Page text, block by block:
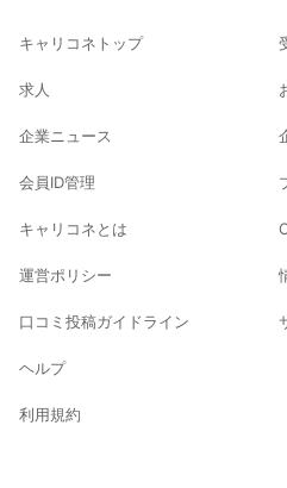
キャリコネトップ
求人
企業ニュース
会員ID管理
キャリコネとは
運営ポリシー
口コミ投稿ガイドライン
ヘルプ
利用規約